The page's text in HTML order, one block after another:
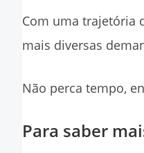
Com uma trajetória
mais diversas
Não perca tempo,
Para saber